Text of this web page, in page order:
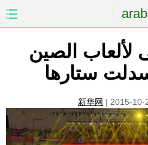
الشرق الأوسط
الاقتصاد
العلوم والصحة
لألعاب الصين
ستارها
新华网 | 2015-10-